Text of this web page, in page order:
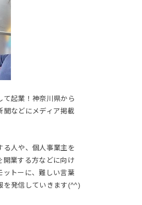
て起業！神奈川県から
聞などにメディア掲載
る人や、個人事業主を
開業する方などに向け
ットーに、難しい言葉
を発信していきます(^^)